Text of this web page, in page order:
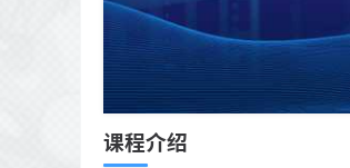
课程介绍